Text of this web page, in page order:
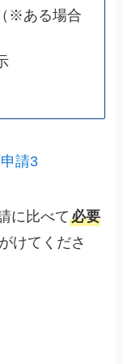
※ある場合
請3
に比べて必要
けてくださ